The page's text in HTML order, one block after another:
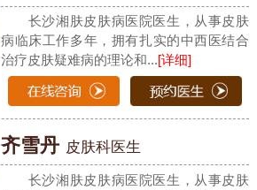
长沙湘肤皮肤病医院医生，从事皮肤
病临床工作多年，拥有扎实的中西医结合
治疗皮肤疑难病的理论和...[详细]
齐雪丹 皮肤科医生
长沙湘肤皮肤病医院医生，从事皮肤